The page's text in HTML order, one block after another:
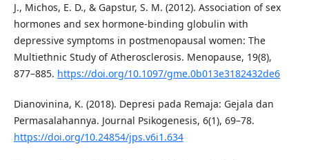
J., Michos, E. D., & Gapstur, S. M. (2012). Association of sex
hormones and sex hormone-binding globulin with
depressive symptoms in postmenopausal women: The
Multiethnic Study of Atherosclerosis. Menopause, 19(8),
877–885. https://doi.org/10.1097/gme.0b013e3182432de6
Dianovinina, K. (2018). Depresi pada Remaja: Gejala dan
Permasalahannya. Journal Psikogenesis, 6(1), 69–78.
https://doi.org/10.24854/jps.v6i1.634